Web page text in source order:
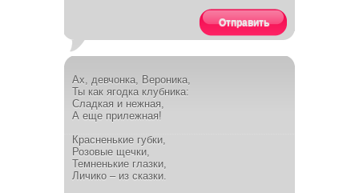
Отправить
Ах, девчонка, Вероника,
Ты как ягодка клубника:
Сладкая и нежная,
А еще прилежная!
Красненькие губки,
Розовые щечки,
Темненькие глазки,
Личико – из сказки.